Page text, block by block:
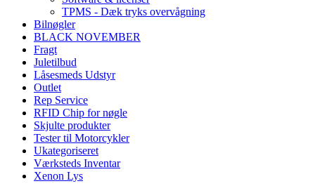
TPMS - Dæk tryks overvågning
Bilnøgler
BLACK NOVEMBER
Fragt
Juletilbud
Låsesmeds Udstyr
Outlet
Rep Service
RFID Chip for nøgle
Skjulte produkter
Tester til Motorcykler
Ukategoriseret
Værksteds Inventar
Xenon Lys